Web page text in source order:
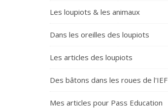
Les loupiots & les animaux
Dans les oreilles des loupiots
Les articles des loupiots
Des bâtons dans les roues de l'IEF
Mes articles pour Pass Education